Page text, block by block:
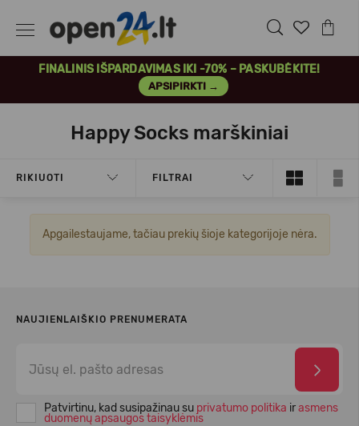
FINALINIS IŠPARDAVIMAS IKI -70% – PASKUBĖKITE!
APSIPIRKTI →
Happy Socks marškiniai
RIKIUOTI FILTRAI
Apgailestaujame, tačiau prekių šioje kategorijoje nėra.
NAUJIENLAIŠKIO PRENUMERATA
Patvirtinu, kad susipažinau su privatumo politika irasmens
duomenų apsaugos taisyklėmis